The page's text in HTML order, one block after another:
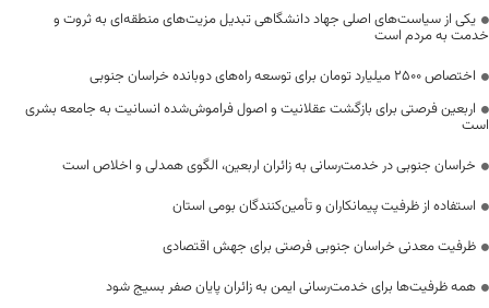
یکی از سیاست‌های اصلی جهاد دانشگاهی تبدیل مزیت‌های منطقه‌ای به ثروت و
خدمت به مردم است
اختصاص 2500 میلیارد تومان برای توسعه راه‌های دوبانده خراسان جنوبی
اربعین فرصتی برای بازگشت عقلانیت و اصول فراموش‌شده انسانیت به جامعه بشری
است
خراسان جنوبی در خدمت‌رسانی به زائران اربعین، الگوی همدلی و اخلاص است
استفاده از ظرفیت پیمانکاران و تأمین‌کنندگان بومی استان
ظرفیت معدنی خراسان جنوبی فرصتی برای جهش اقتصادی
همه ظرفیت‌ها برای خدمت‌رسانی ایمن به زائران پایان صفر بسیج شود